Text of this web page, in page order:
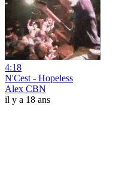
4:18
N'Cest - Hopeless
Alex CBN
il y a 18 ans